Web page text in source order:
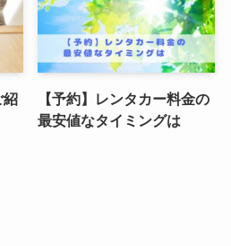
紹
【予約】レンタカー料金の
最安値なタイミングは